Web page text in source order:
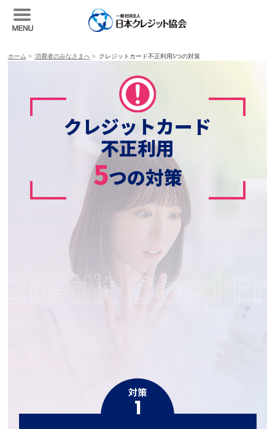
ホーム > 消費者のみなさまへ> クレジットカード不正利用5つの対策
クレジットカード
不正利用
5つの対策
対策
1